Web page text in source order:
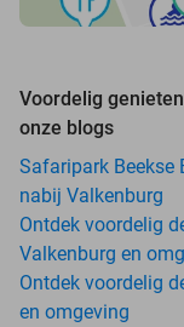
Voordelig
onze blogs
Safaripark Beekse
nabij Valkenburg
Ontdek voordelig
Valkenburg en
Ontdek voordelig
en omgeving